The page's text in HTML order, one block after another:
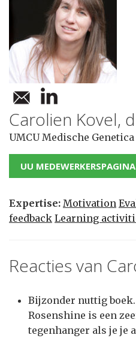
Carolien Kovel,
UMCU Medische Genetica
UU MEDEWERKERSPAGINA
Expertise: Motivation
feedback Learning
Reacties van
Bijzonder nuttig
Rosenshine is een
tegenhanger als je je